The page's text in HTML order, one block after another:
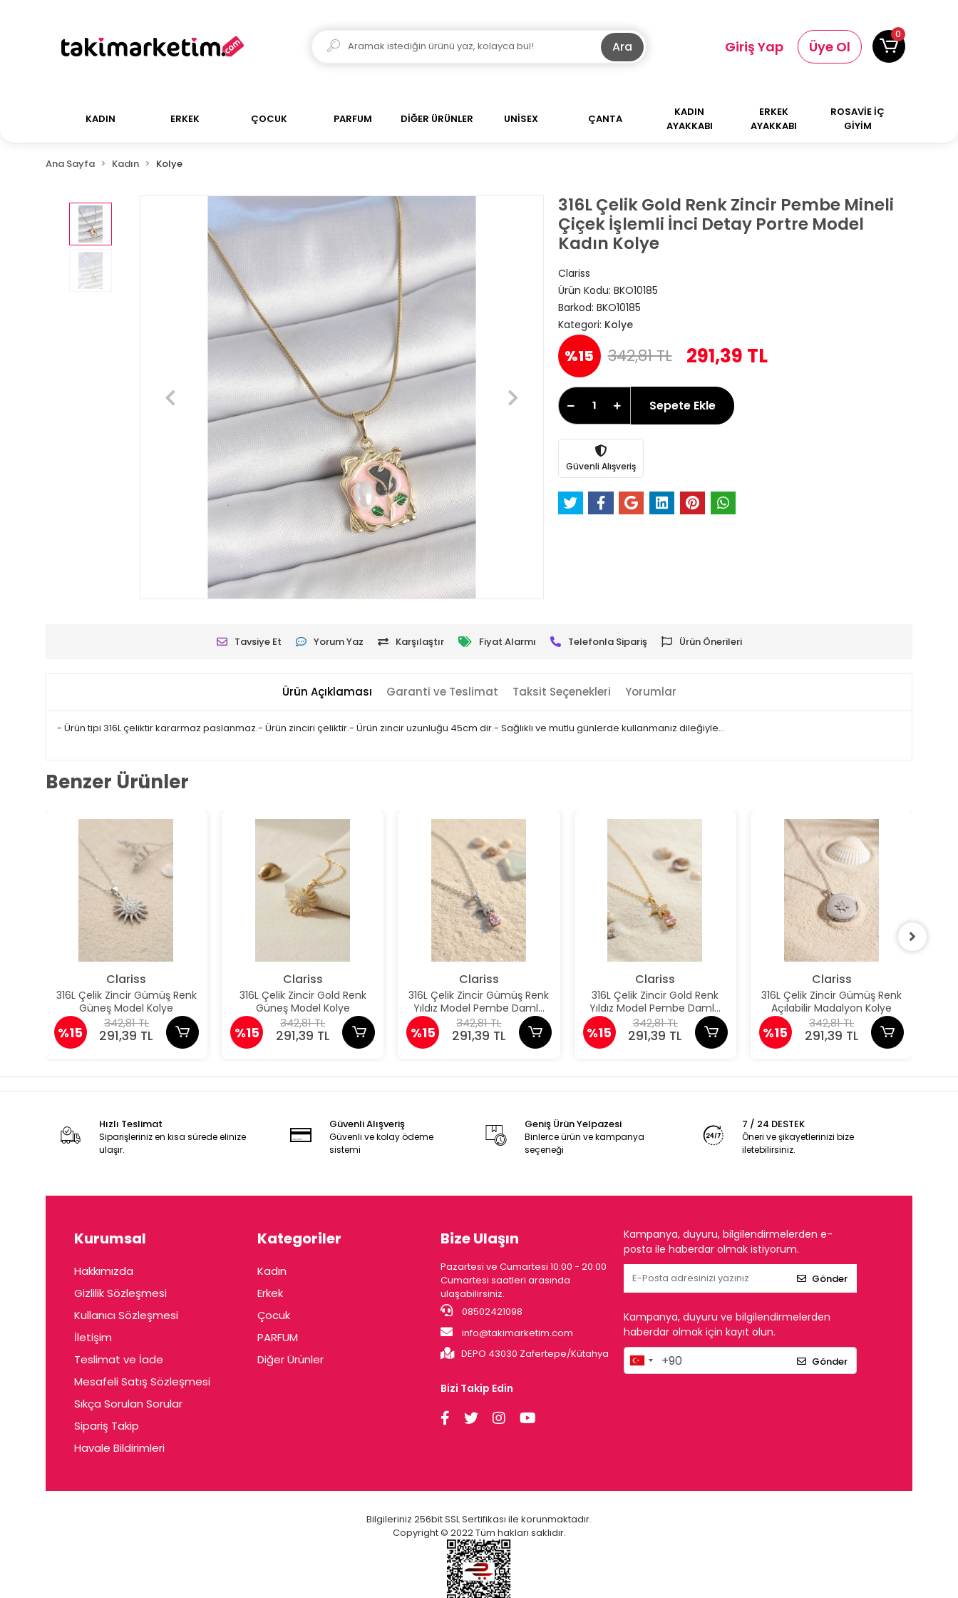
Ara Giriş Yap Üye Ol
0
KADIN ERKEK ÇOCUK PARFUM DİĞER ÜRÜNLER UNİSEX ÇANTA
KADIN
AYAKKABI
ERKEK
AYAKKABI
ROSAVİE İÇ
GİYİM
Ana Sayfa Kadın Kolye
316L Çelik Gold Renk Zincir Pembe Mineli
Çiçek İşlemli İnci Detay Portre Model
Kadın Kolye
Clariss
Ürün Kodu: BKO10185
Barkod: BKO10185
Kategori: Kolye
%15 342,81 TL 291,39 TL
Sepete Ekle
Güvenli Alışveriş
Tavsiye Et Yorum Yaz Karşılaştır Fiyat Alarmı Telefonla Sipariş Ürün Önerileri
Ürün Açıklaması Garanti ve Teslimat Taksit Seçenekleri Yorumlar
- Ürün tipi 316L çeliktir kararmaz paslanmaz.- Ürün zinciri çeliktir.- Ürün zincir uzunluğu 45cm dir.- Sağlıklı ve mutlu günlerde kullanmanız dileğiyle…
Benzer Ürünler
Clariss
316L Çelik Zincir Gümüş Renk
Güneş Model Kolye
%15
342,81 TL
291,39 TL
Clariss
316L Çelik Zincir Gold Renk
Güneş Model Kolye
%15
342,81 TL
291,39 TL
Clariss
316L Çelik Zincir Gümüş Renk
Yıldız Model Pembe Damla
Taş Model Kolye
%15
342,81 TL
291,39 TL
Clariss
316L Çelik Zincir Gold Renk
Yıldız Model Pembe Damla
Taş Model Kolye
%15
342,81 TL
291,39 TL
Clariss
316L Çelik Zincir Gümüş Renk
Açılabilir Madalyon Kolye
%15
342,81 TL
291,39 TL
Hızlı Teslimat
Siparişleriniz en kısa sürede elinize
ulaşır.
Güvenli Alışveriş
Güvenli ve kolay ödeme
sistemi
Geniş Ürün Yelpazesi
Binlerce ürün ve kampanya
seçeneği
7 / 24 DESTEK
Öneri ve şikayetlerinizi bize
iletebilirsiniz.
Kurumsal
Hakkımızda
Gizlilik Sözleşmesi
Kullanıcı Sözleşmesi
İletişim
Teslimat ve İade
Mesafeli Satış Sözleşmesi
Sıkça Sorulan Sorular
Sipariş Takip
Havale Bildirimleri
Kategoriler
Kadın
Erkek
Çocuk
PARFUM
Diğer Ürünler
Bize Ulaşın
Pazartesi ve Cumartesi 10:00 - 20:00
Cumartesi saatleri arasında
ulaşabilirsiniz.
08502421098
info@takimarketim.com
DEPO 43030 Zafertepe/Kütahya
Bizi Takip Edin
Kampanya, duyuru, bilgilendirmelerden e-
posta ile haberdar olmak istiyorum.
Gönder
Kampanya, duyuru ve bilgilendirmelerden
haberdar olmak için kayıt olun.
Gönder
Bilgileriniz 256bit SSL Sertifikası ile korunmaktadır.
Copyright © 2022 Tüm hakları saklıdır.